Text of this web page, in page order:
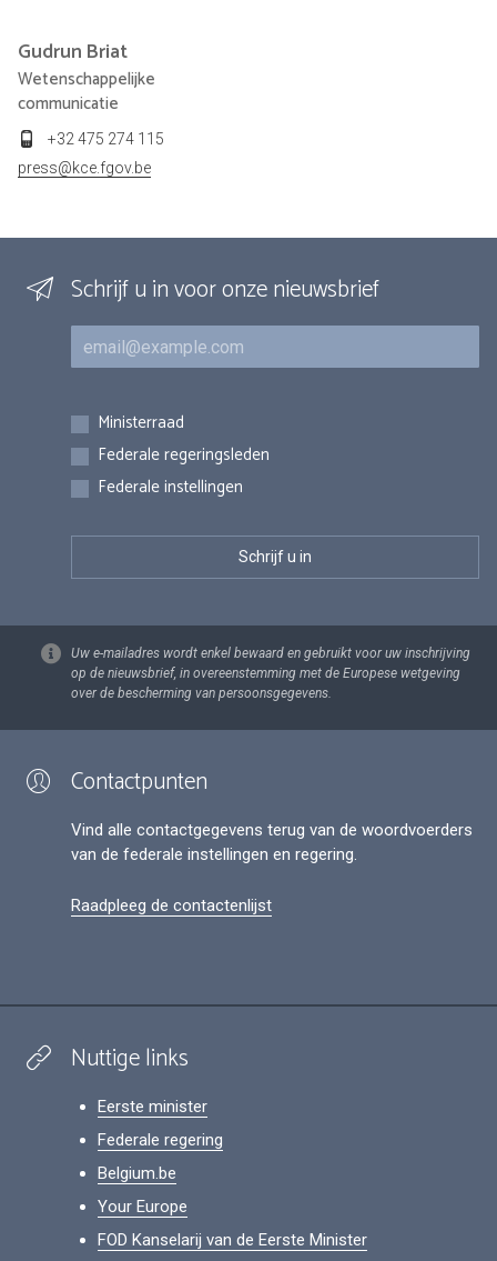
Gudrun Briat
Wetenschappelijke
communicatie
+32 475 274 115
press@kce.fgov.be
Schrijf u in voor onze nieuwsbrief
E-mail
Inschrijvingen
Ministerraad
Federale regeringsleden
Federale instellingen
Uw e-mailadres wordt enkel bewaard en gebruikt voor uw inschrijving
op de nieuwsbrief, in overeenstemming met de Europese wetgeving
over de bescherming van persoonsgegevens.
Contactpunten
Vind alle contactgegevens terug van de woordvoerders
van de federale instellingen en regering.
Raadpleeg de contactenlijst
Nuttige links
Eerste minister
Federale regering
Belgium.be
Your Europe
FOD Kanselarij van de Eerste Minister